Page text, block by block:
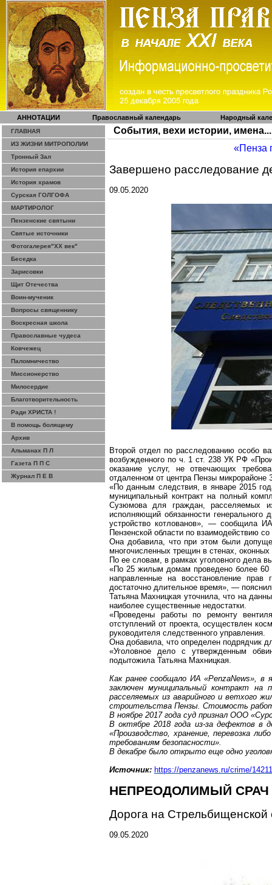
АННОТАЦИИ Православный календарь Народный
ГЛАВНАЯ
ИЗ ЖИЗНИ МИТРОПОЛИИ
Тронный Зал
История епархии
История храмов
Сурская ГОЛГОФА
МАРТИРОЛОГ
Пензенские святыни
Святые источники
Фотогалерея"ХХ век"
Беседка
Зарисовки
Щит Отечества
Воин-мученик
Вопросы священнику
Воскресная школа
Православные чудеса
Ковчежец
Паломничество
Миссионерство
Милосердие
Благотворительность
Ради ХРИСТА !
В помощь болящему
Архив
Альманах П Л
Газета П П С
Журнал П Е В
События, вехи истории, имена...
«Пенза
Завершено расследование
09.05.2020
Второй отдел по расследованию особо
возбужденного по ч. 1 ст. 238 УК РФ
оказание услуг, не отвечающих
отдаленном от центра Пензы микрорайоне
«По данным следствия, в январе 2015
муниципальный контракт на полный
Сузюмовадля граждан, расселяемых
исполняющий обязанности генерального
устройство котлованов», — сообщила
Пензенской области по взаимодействию
Она добавила, что при этом были
многочисленных трещин в стенах,
По ее словам, в рамках уголовного дела
«По 25 жилым домам проведено более 60
направленные на восстановление
достаточно длительное время», —
Татьяна Махницкая уточнила, что на
наиболее существенные недостатки.
«Проведены работы по ремонту
отступлений от проекта, осуществлен
руководителя следственного управления.
Она добавила, что определен подрядчик
«Уголовное дело с утвержденным
подытожила Татьяна Махницкая.
Как ранее сообщало ИА «PenzaNews», в
заключен муниципальный контракт на
расселяемых из аварийного и ветхого
строительства Пензы. Стоимость
В ноябре 2017 года суд признал ООО
В октябре 2018 года из-за дефектов в
«Производство, хранение, перевозка
требованиям безопасности».
В декабре было открыто еще одно
Источник: https://penzanews.ru/crime/
НЕПРЕОДОЛИМЫЙ СРАЧ
Дорога на Стрельбищенской
09.05.2020